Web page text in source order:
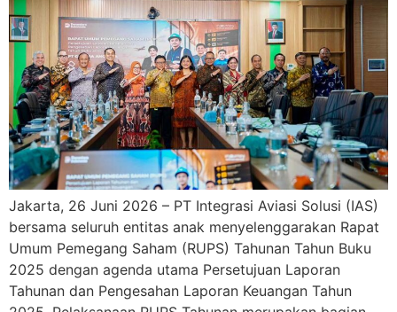
Jakarta, 26 Juni 2026 – PT Integrasi Aviasi Solusi (IAS)
bersama seluruh entitas anak menyelenggarakan Rapat
Umum Pemegang Saham (RUPS) Tahunan Tahun Buku
2025 dengan agenda utama Persetujuan Laporan
Tahunan dan Pengesahan Laporan Keuangan Tahun